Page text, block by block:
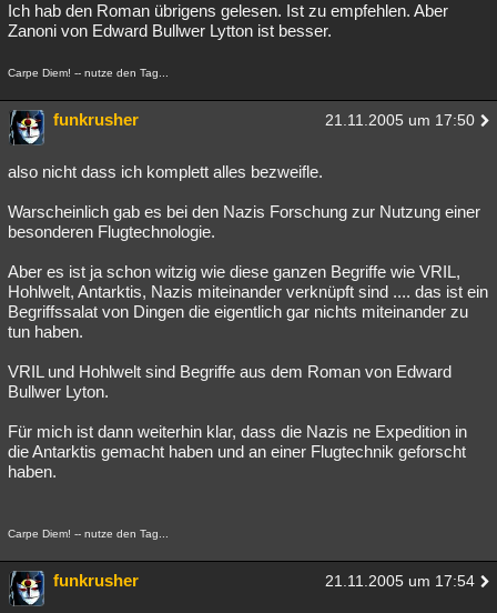
Ich hab den Roman übrigens gelesen. Ist zu empfehlen. Aber
Zanoni von Edward Bullwer Lytton ist besser.
Carpe Diem! -- nutze den Tag...
funkrusher 21.11.2005 um 17:50
also nicht dass ich komplett alles bezweifle.
Warscheinlich gab es bei den Nazis Forschung zur Nutzung einer
besonderen Flugtechnologie.
Aber es ist ja schon witzig wie diese ganzen Begriffe wie VRIL,
Hohlwelt, Antarktis, Nazis miteinander verknüpft sind .... das ist ein
Begriffssalat von Dingen die eigentlich gar nichts miteinander zu
tun haben.
VRIL und Hohlwelt sind Begriffe aus dem Roman von Edward
Bullwer Lyton.
Für mich ist dann weiterhin klar, dass die Nazis ne Expedition in
die Antarktis gemacht haben und an einer Flugtechnik geforscht
haben.
Carpe Diem! -- nutze den Tag...
funkrusher 21.11.2005 um 17:54